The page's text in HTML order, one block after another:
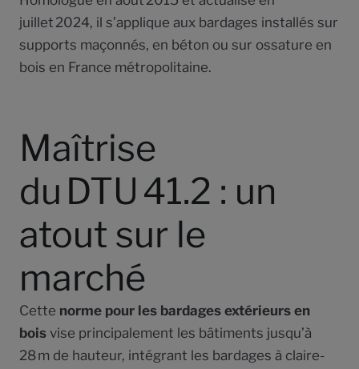
juillet 2024, il s’applique aux bardages installés sur
supports maçonnés, en béton ou sur ossature en
bois en France métropolitaine.
Maîtrise
du DTU 41.2 : un
atout sur le
marché
Cette norme pour les bardages extérieurs en
bois vise principalement les bâtiments jusqu’à
28 m de hauteur, intégrant les bardages à claire-